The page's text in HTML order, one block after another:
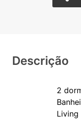
Descrição
2
Living